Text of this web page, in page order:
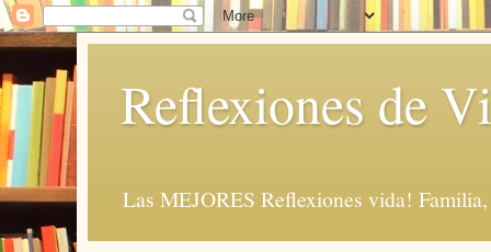
Reflexiones de
Las MEJORES Reflexiones vida!